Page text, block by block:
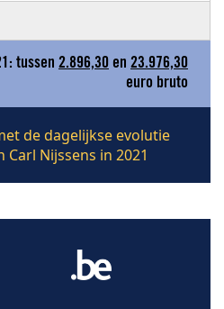
tussen 2.896,30 en 23.976,30
euro bruto
de dagelijkse evolutie
Nijssens in 2021